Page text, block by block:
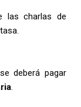
las charlas de
deberá pagar
.